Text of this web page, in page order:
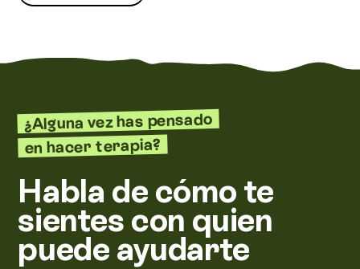
¿Alguna vez has pensado
en hacer terapia?
Habla de cómo te
sientes con quien
puede ayudarte